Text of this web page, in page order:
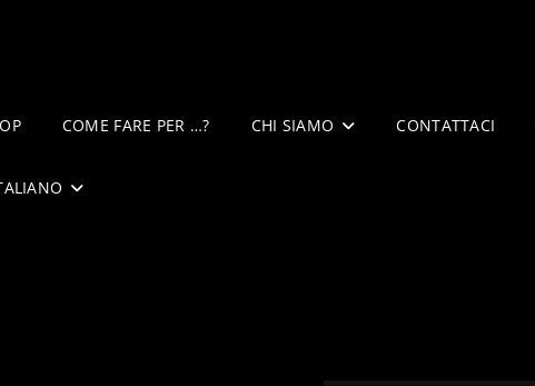
COME FARE PER …? CHI SIAMO CONTATTACI